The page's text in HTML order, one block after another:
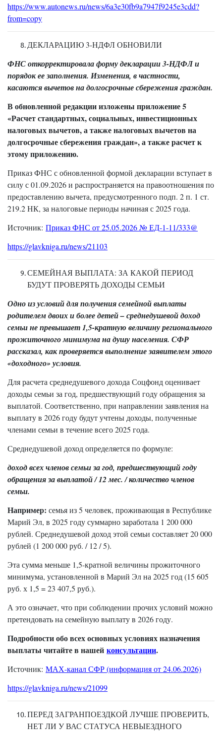
https://www.autonews.ru/news/6a3e30fb9a7947f9245e3cdd?
from=copy
ДЕКЛАРАЦИЮ 3-НДФЛ ОБНОВИЛИ
ФНС откорректировала форму декларации 3-НДФЛ и
порядок ее заполнения. Изменения, в частности,
касаются вычетов на долгосрочные сбережения граждан.
В обновленной редакции изложены приложение 5
«Расчет стандартных, социальных, инвестиционных
налоговых вычетов, а также налоговых вычетов на
долгосрочные сбережения граждан», а также расчет к
этому приложению.
Приказ ФНС с обновленной формой декларации вступает в
силу с 01.09.2026 и распространяется на правоотношения по
предоставлению вычета, предусмотренного подп. 2 п. 1 ст.
219.2 НК, за налоговые периоды начиная с 2025 года.
Источник: Приказ ФНС от 25.05.2026 № ЕД-1-11/333@
https://glavkniga.ru/news/21103
СЕМЕЙНАЯ ВЫПЛАТА: ЗА КАКОЙ ПЕРИОД
БУДУТ ПРОВЕРЯТЬ ДОХОДЫ СЕМЬИ
Одно из условий для получения семейной выплаты
родителем двоих и более детей – среднедушевой доход
семьи не превышает 1,5-кратную величину регионального
прожиточного минимума на душу населения. СФР
рассказал, как проверяется выполнение заявителем этого
«доходного» условия.
Для расчета среднедушевого дохода Соцфонд оценивает
доходы семьи за год, предшествующий году обращения за
выплатой. Соответственно, при направлении заявления на
выплату в 2026 году будут учтены доходы, полученные
членами семьи в течение всего 2025 года.
Среднедушевой доход определяется по формуле:
доход всех членов семьи за год, предшествующий году
обращения за выплатой / 12 мес. / количество членов
семьи.
Например: семья из 5 человек, проживающая в Республике
Марий Эл, в 2025 году суммарно заработала 1 200 000
рублей. Среднедушевой доход этой семьи составляет 20 000
рублей (1 200 000 руб. / 12 / 5).
Эта сумма меньше 1,5-кратной величины прожиточного
минимума, установленной в Марий Эл на 2025 год (15 605
руб. х 1,5 = 23 407,5 руб.).
А это означает, что при соблюдении прочих условий можно
претендовать на семейную выплату в 2026 году.
Подробности обо всех основных условиях назначения
выплаты читайте в нашей консультации.
Источник: МАХ-канал СФР (информация от 24.06.2026)
https://glavkniga.ru/news/21099
ПЕРЕД ЗАГРАНПОЕЗДКОЙ ЛУЧШЕ ПРОВЕРИТЬ,
НЕТ ЛИ У ВАС СТАТУСА НЕВЫЕЗДНОГО